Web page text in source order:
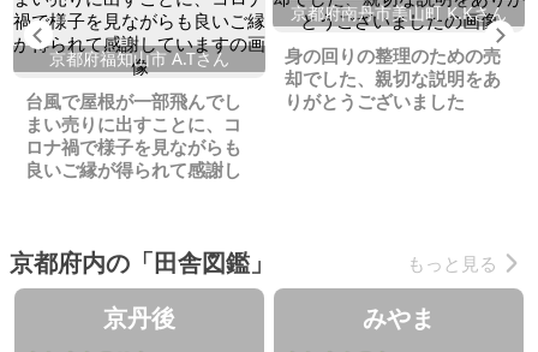
Previous
京都府福知山市 A.Tさん
台風で屋根が一部飛んでし
まい売りに出すことに、コ
ロナ禍で様子を見ながらも
良いご縁が得られて感謝し
京都府南丹市美山町 K.Kさん
身の回りの整理のための売
却でした、親切な説明をあ
りがとうございました
京都府内の「田舎図鑑」 もっと見る
京丹後 みやま